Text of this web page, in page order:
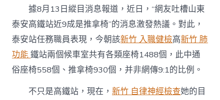
所
健
檢
不
及
成
“推
拿
場
合”〉
據8月13日縱目消息報道，近日，“網友吐槽山東
泰安高鐵站近9成是推拿椅”的消息激發熱議。對此，
泰安站任務職員表現，今朝該新竹 入職健檢高新竹 肺
功能鐵站兩個候車室共有各類座椅1488個，此中通
俗座椅558個、推拿椅930個，并非網傳9:1的比例。
不只是高鐵站，現在，新竹 自律神經檢查她的目